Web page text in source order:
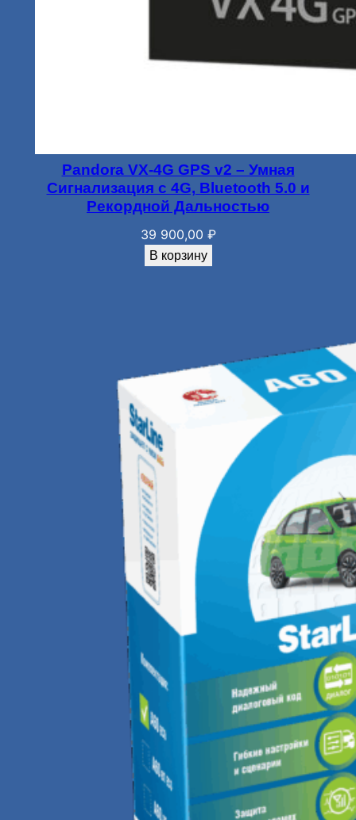
Pandora VX-4G GPS v2 – Умная
Сигнализация с 4G, Bluetooth 5.0 и
Рекордной Дальностью
39 900,00 ₽
В корзину